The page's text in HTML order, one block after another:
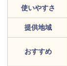
使いやすさ
提供地域
おすすめ